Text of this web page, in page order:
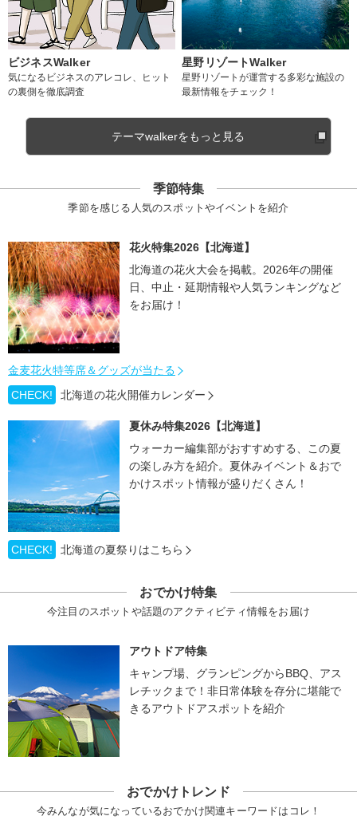
ビジネスWalker
気になるビジネスのアレコレ、ヒット
の裏側を徹底調査
星野リゾートWalker
星野リゾートが運営する多彩な施設の
最新情報をチェック！
テーマwalkerをもっと見る
季節特集
季節を感じる人気のスポットやイベントを紹介
花火特集2026【北海道】
北海道の花火大会を掲載。2026年の開催
日、中止・延期情報や人気ランキングなど
をお届け！
金麦花火特等席＆グッズが当たる
CHECK!
北海道の花火開催カレンダー
夏休み特集2026【北海道】
ウォーカー編集部がおすすめする、この夏
の楽しみ方を紹介。夏休みイベント＆おで
かけスポット情報が盛りだくさん！
CHECK! 北海道の夏祭りはこちら
おでかけ特集
今注目のスポットや話題のアクティビティ情報をお届け
アウトドア特集
キャンプ場、グランピングからBBQ、アス
レチックまで！非日常体験を存分に堪能で
きるアウトドアスポットを紹介
おでかけトレンド
今みんなが気になっているおでかけ関連キーワードはコレ！